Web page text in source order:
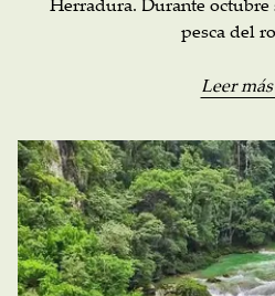
Herradura. Durante octubre
pesca del
Leer más